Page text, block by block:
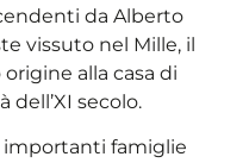
da Alberto
vissuto nel Mille, il
alla casa di
dell’XI secolo.
importanti famiglie